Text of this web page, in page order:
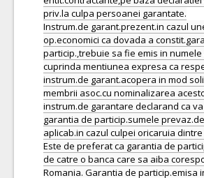
priv.la culpa persoanei garantate.
Instrum.de garant.prezent.in cazul
op.economici ca dovada a
particip.,trebuie sa fie emis in
cuprinda mentiunea expresa ca
instrum.de garant.acopera in mod
membrii asoc.cu nominalizarea
instrum.de garantare declarand ca
garantia de particip.sumele
aplicab.in cazul culpei oricaruia
Este de preferat ca garantia de
de catre o banca care sa aiba
Romania. Garantia de particip.emisa